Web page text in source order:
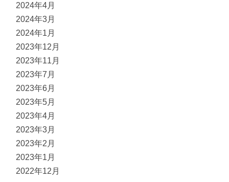
2024年4月
2024年3月
2024年1月
2023年12月
2023年11月
2023年7月
2023年6月
2023年5月
2023年4月
2023年3月
2023年2月
2023年1月
2022年12月